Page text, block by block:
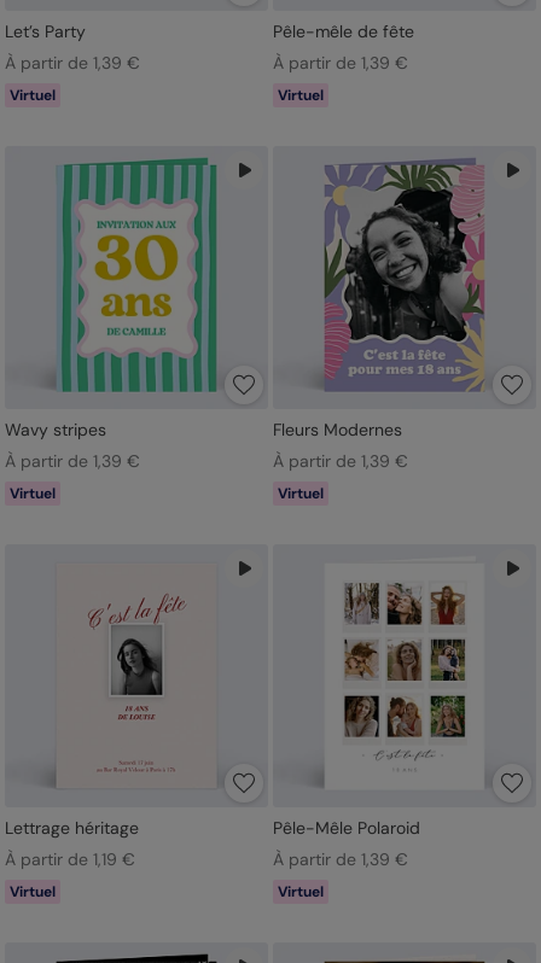
Let’s Party
À partir de 1,39 €
Virtuel
Pêle-mêle de fête
À partir de 1,39 €
Virtuel
Wavy stripes
À partir de 1,39 €
Virtuel
Fleurs Modernes
À partir de 1,39 €
Virtuel
Lettrage héritage
À partir de 1,19 €
Virtuel
Pêle-Mêle Polaroid
À partir de 1,39 €
Virtuel